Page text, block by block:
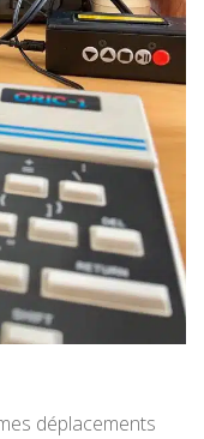
déplacements